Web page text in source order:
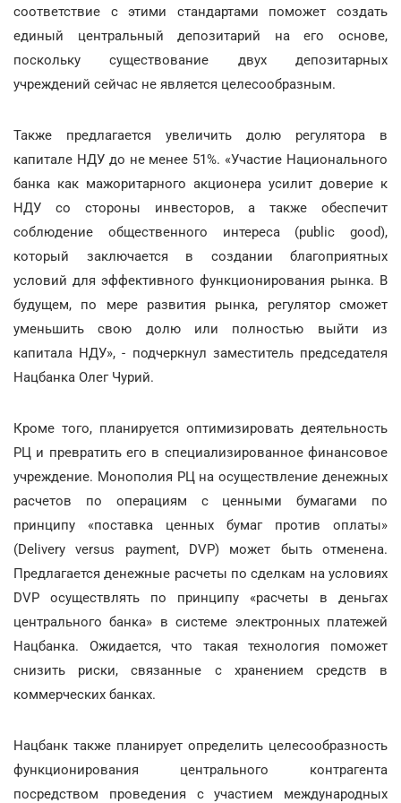
соответствие с этими стандартами поможет создать
единый центральный депозитарий на его основе,
поскольку существование двух депозитарных
учреждений сейчас не является целесообразным.
Также предлагается увеличить долю регулятора в
капитале НДУ до не менее 51%. «Участие Национального
банка как мажоритарного акционера усилит доверие к
НДУ со стороны инвесторов, а также обеспечит
соблюдение общественного интереса (public good),
который заключается в создании благоприятных
условий для эффективного функционирования рынка. В
будущем, по мере развития рынка, регулятор сможет
уменьшить свою долю или полностью выйти из
капитала НДУ», - подчеркнул заместитель председателя
Нацбанка Олег Чурий.
Кроме того, планируется оптимизировать деятельность
РЦ и превратить его в специализированное финансовое
учреждение. Монополия РЦ на осуществление денежных
расчетов по операциям с ценными бумагами по
принципу «поставка ценных бумаг против оплаты»
(Delivery versus payment, DVP) может быть отменена.
Предлагается денежные расчеты по сделкам на условиях
DVP осуществлять по принципу «расчеты в деньгах
центрального банка» в системе электронных платежей
Нацбанка. Ожидается, что такая технология поможет
снизить риски, связанные с хранением средств в
коммерческих банках.
Нацбанк также планирует определить целесообразность
функционирования центрального контрагента
посредством проведения с участием международных